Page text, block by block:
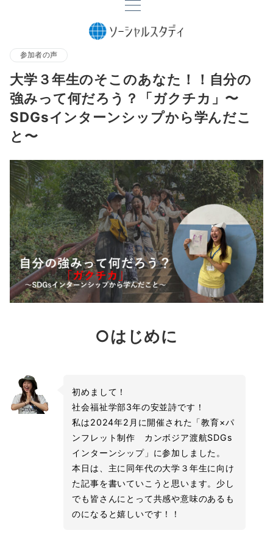
参加者の声
大学３年生のそこのあなた！！自分の
強みって何だろう？「ガクチカ」〜
SDGsインターンシップから学んだこ
と〜
○はじめに
初めまして！
社会福祉学部3年の安並詩です！
私は2024年2月に開催された「教育×パ
ンフレット制作 カンボジア渡航SDGs
インターンシップ」に参加しました。
本日は、主に同年代の大学３年生に向け
た記事を書いていこうと思います。少し
でも皆さんにとって共感や意味のあるも
のになると嬉しいです！！